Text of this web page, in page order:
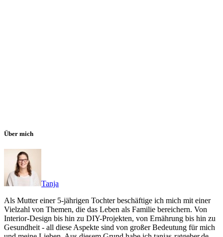
Über mich
Tanja
Als Mutter einer 5-jährigen Tochter beschäftige ich mich mit einer
Vielzahl von Themen, die das Leben als Familie bereichern. Von
Interior-Design bis hin zu DIY-Projekten, von Ernährung bis hin zu
Gesundheit - all diese Aspekte sind von großer Bedeutung für mich